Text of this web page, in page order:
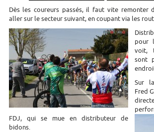
Dès les coureurs passés, il faut vite remonter
aller sur le secteur suivant, en coupant via les
pour
voit,
sont
Sur
Fred
FDJ, qui se mue en distributeur de
bidons.